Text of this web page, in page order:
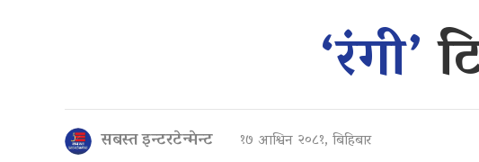
‘रंगी’
सबस्त इन्टरटेन्मेन्ट १७ आश्विन २०८१, बिहिबार